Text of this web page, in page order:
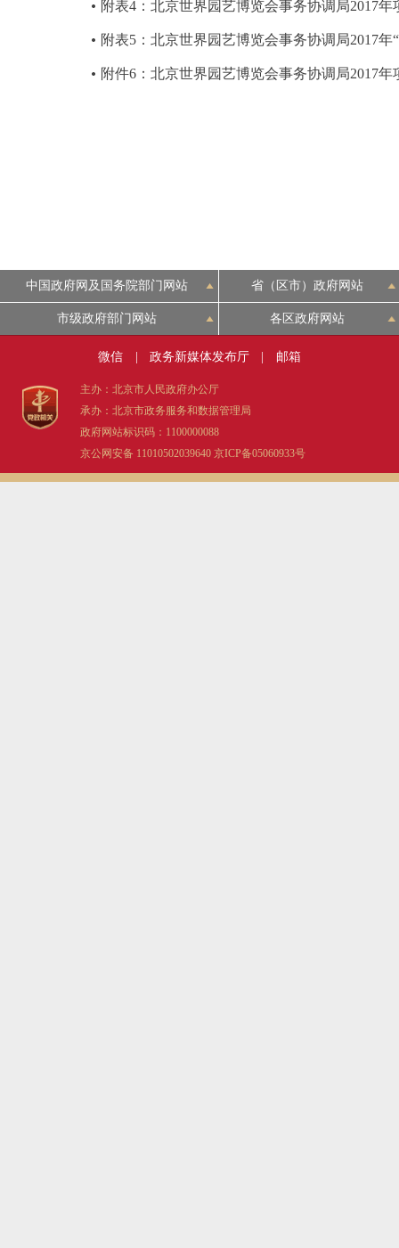
附表4：北京世界园艺博览会事务协调局2017年
附表5：北京世界园艺博览会事务协调局2017
附件6：北京世界园艺博览会事务协调局2017
中国政府网及国务院部门网站 省（区市）政府网站
市级政府部门网站 各区政府网站
微信 政务新媒体发布厅 邮箱
主办：北京市人民政府办公厅
承办：北京市政务服务和数据管理局
政府网站标识码：1100000088
京公网安备 11010502039640 京ICP备05060933号